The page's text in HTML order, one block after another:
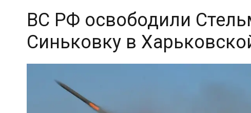
ВС РФ освободили
Синьковку в